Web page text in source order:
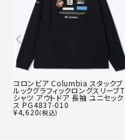
コロンビア Columbia スタックブ
ルックグラフィックロングスリーブT
シャツ アウトドア 長袖 ユニセック
ス PG4837-010
¥4,620(税込)